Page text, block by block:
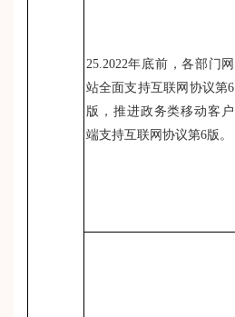
25.2022年底前，各部门网
站全面支持互联网协议第6
版，推进政务类移动客户
端支持互联网协议第6版。